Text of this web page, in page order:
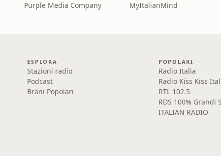
Purple Media Company MyItalianMind
ESPLORA
Stazioni radio
Podcast
Brani Popolari
POPOLARI
Radio Italia
Radio Kiss Kiss
RTL 102.5
RDS 100% Grandi
ITALIAN RADIO